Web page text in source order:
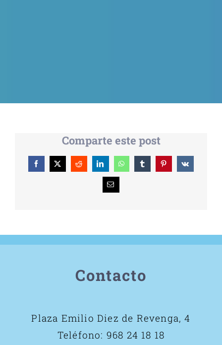
Comparte este post
Facebook
X RedditLinkedInWhatsAppTumblrPinterest
Vk
Correo
electrónico
Contacto
Plaza Emilio Diez de Revenga, 4
Teléfono: 968 24 18 18